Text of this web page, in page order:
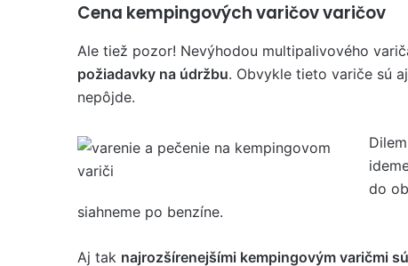
Cena kempingových varičov varičov
Ale tiež pozor! Nevýhodou multipalivového
požiadavky na údržbu. Obvykle tieto variče sú
nepôjde.
do
siahneme po benzíne.
Aj tak najrozšírenejšími kempingovým varičmi